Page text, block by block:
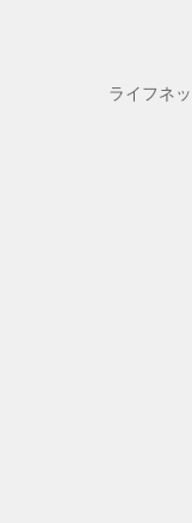
ライフネ